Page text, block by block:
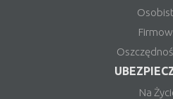
Na